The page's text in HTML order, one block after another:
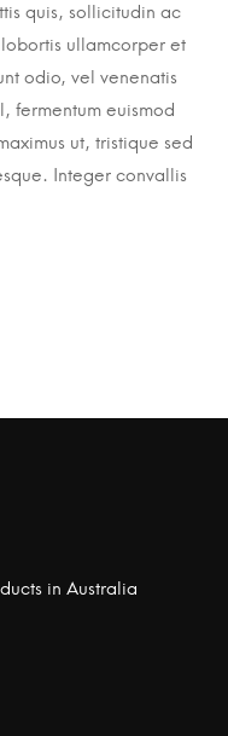
quis, sollicitudin ac
ullamcorper et
odio, vel venenatis
fermentum euismod
ut, tristique sed
Integer convallis
in Australia